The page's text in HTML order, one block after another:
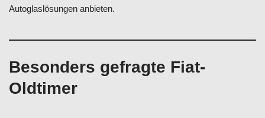
Autoglaslösungen anbieten.
Besonders gefragte Fiat-
Oldtimer